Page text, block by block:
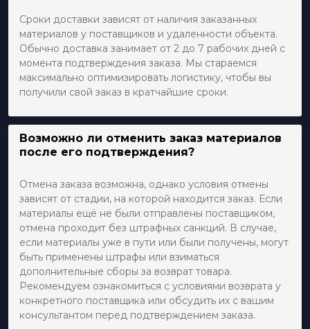
Сроки доставки зависят от наличия заказанных
материалов у поставщиков и удаленности объекта.
Обычно доставка занимает от 2 до 7 рабочих дней с
момента подтверждения заказа. Мы стараемся
максимально оптимизировать логистику, чтобы вы
получили свой заказ в кратчайшие сроки.
Возможно ли отменить заказ материалов
после его подтверждения?
Отмена заказа возможна, однако условия отмены
зависят от стадии, на которой находится заказ. Если
материалы ещё не были отправлены поставщиком,
отмена проходит без штрафных санкций. В случае,
если материалы уже в пути или были получены, могут
быть применены штрафы или взиматься
дополнительные сборы за возврат товара.
Рекомендуем ознакомиться с условиями возврата у
конкретного поставщика или обсудить их с вашим
консультантом перед подтверждением заказа.